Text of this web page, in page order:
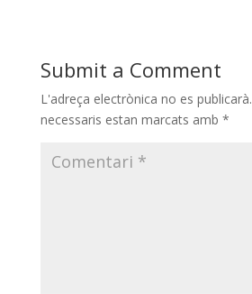
Submit a Comment
L'adreça electrònica no es publicarà.
necessaris estan marcats amb *